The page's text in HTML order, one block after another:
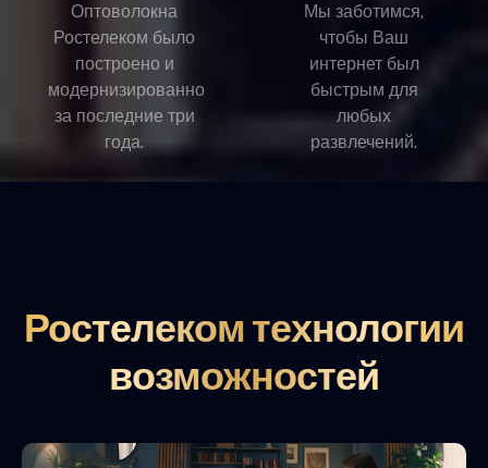
Оптоволокна
Ростелеком было
построено и
модернизированно
за последние три
года.
Мы заботимся,
чтобы Ваш
интернет был
быстрым для
любых
развлечений.
Ростелеком технологии
возможностей